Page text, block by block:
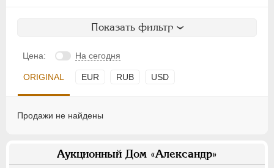
Показать фильтр
Цена: На сегодня
ORIGINAL EUR RUB USD
Продажи не найдены
Аукционный Дом «Александр»